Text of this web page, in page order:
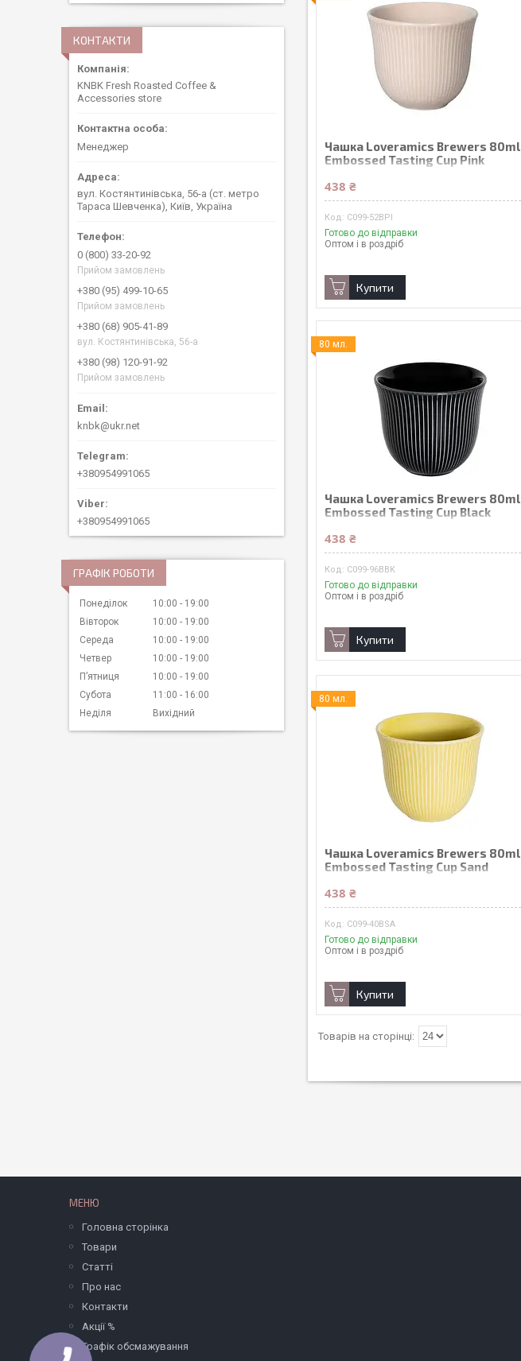
Чашка Loveramics Brewers 80ml
Embossed Tasting Cup Pink
438 ₴
C099-52BPI
Готово до відправки
Оптом і в роздріб
Купити
80 мл.
Чашка Loveramics Brewers 80ml
Embossed Tasting Cup Black
438 ₴
C099-96BBK
Готово до відправки
Оптом і в роздріб
Купити
80 мл.
Чашка Loveramics Brewers 80ml
Embossed Tasting Cup Sand
438 ₴
C099-40BSA
Готово до відправки
Оптом і в роздріб
Купити
КОНТАКТИ
KNBK Fresh Roasted Coffee &
Accessories store
Менеджер
вул. Костянтинівська, 56-а (ст. метро
Тараса Шевченка), Київ, Україна
0 (800) 33-20-92
Прийом замовлень
+380 (95) 499-10-65
Прийом замовлень
+380 (68) 905-41-89
вул. Костянтинівська, 56-а
+380 (98) 120-91-92
Прийом замовлень
knbk@ukr.net
+380954991065
+380954991065
ГРАФІК РОБОТИ
Понеділок 10:00
19:00
Вівторок
10:00
19:00
Середа
10:00
19:00
Четвер
10:00
19:00
Пʼятниця
10:00
19:00
Субота
11:00
16:00
Неділя
Вихідний
МЕНЮ
Головна сторінка
Товари
Статті
Про нас
Контакти
Акції %
Графік обсмажування